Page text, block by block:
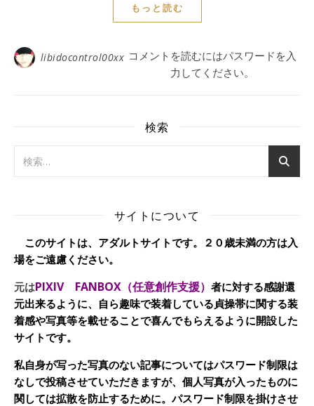
もっと読む
libidocontrol00xx コメントを読むにはパスワードを入
力してください。
検索
サイトについて
このサイトは、アダルトサイトです。２０歳未満の方は入
場をご遠慮ください。
元はPIXIV FANBOX（任意創作支援） 者に対する感謝還
元出来るように、自ら趣味で装着している貞操帯に関する装
着感や写真等を載せることで喜んでもらえるように開設した
サイトです。
私自身が写った写真のない記事についてはパスワード制限は
なしで投稿させていただきますが、個人写真が入ったものに
関しては拡散を防止するために。パスワード制限を掛けさせ